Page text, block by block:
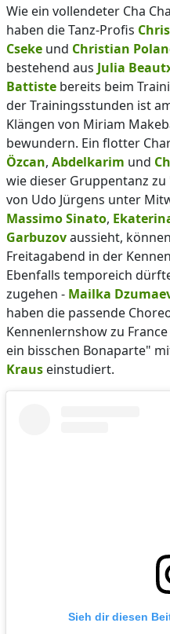
Wie ein vollendeter Cha
haben die Tanz-Profis
Cseke und Christian
bestehend aus Julia
Battiste bereits beim
der Trainingsstunden ist
Klängen von Miriam
bewundern. Ein flotter
Özcan, Abdelkarim und
wie dieser Gruppentanz
von Udo Jürgens unter
Massimo Sinato,
Garbuzovaussieht,
Freitagabend in der
Ebenfalls temporeich
zugehen - Mailka
haben die passende
Kennenlernshow zu
ein bisschen Bonaparte"
Kraus einstudiert.
Sieh dir diesen